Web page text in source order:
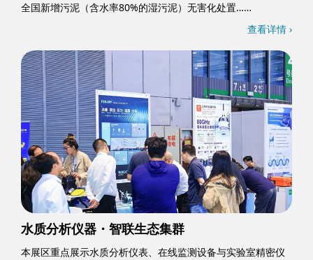
全国新增污泥（含水率80%的湿污泥）无害化处置……
查看详情 ›
水质分析仪器・智联生态集群
本展区重点展示水质分析仪表、在线监测设备与实验室精密仪